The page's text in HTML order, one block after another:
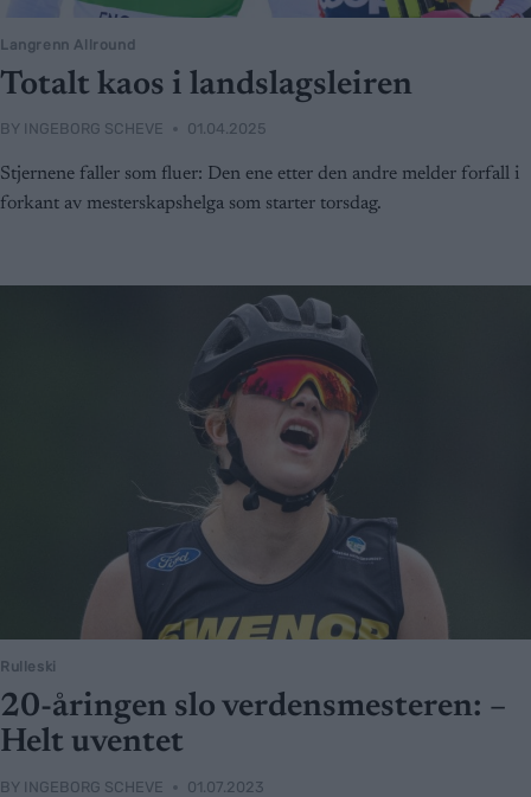
Langrenn Allround
Totalt kaos i landslagsleiren
BY INGEBORG SCHEVE 01.04.2025
Stjernene faller som fluer: Den ene etter den andre melder forfall i
forkant av mesterskapshelga som starter torsdag.
Rulleski
20-åringen slo verdensmesteren: –
Helt uventet
BY INGEBORG SCHEVE 01.07.2023